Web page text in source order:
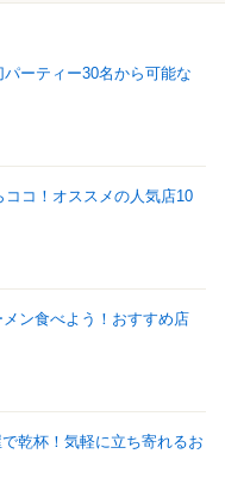
ーティー30名から可能な
コ！オススメの人気店10
ン食べよう！おすすめ店
乾杯！気軽に立ち寄れるお